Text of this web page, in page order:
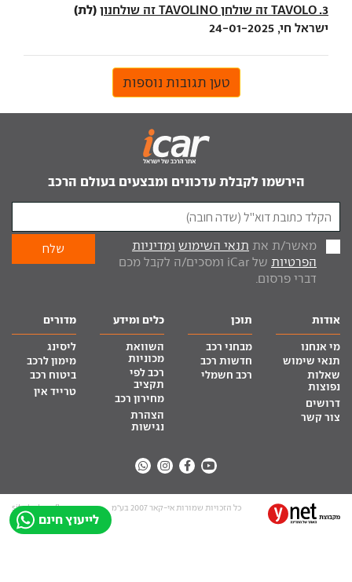
3. TAVOLO זה שולחן TAVOLINO זה שולחנון (לת)
ישראל חי, 24-01-2025
טען תגובות נוספות
לייעוץ חינם
הירשמו לקבלת עדכונים ומבצעים בעולם הרכב
מאשר/ת את תנאי השימוש ומדיניות
הפרטיות
של iCar ומסכים/ה לקבל מכם
דברי פרסום.
אודות
מי אנחנו
תנאי שימוש
שאלות
נפוצות
דרושים
צור קשר
תוכן
מבחני רכב
חדשות רכב
רכב חשמלי
כלים ומידע
השוואת
מכוניות
רכב לפי
תקציב
מחירון רכב
הצהרת
נגישות
מדורים
ליסינג
מימון לרכב
ביטוח רכב
טרייד אין
כל הזכויות שמורות אי-קאר 2007 בע”מ site by tq.soft